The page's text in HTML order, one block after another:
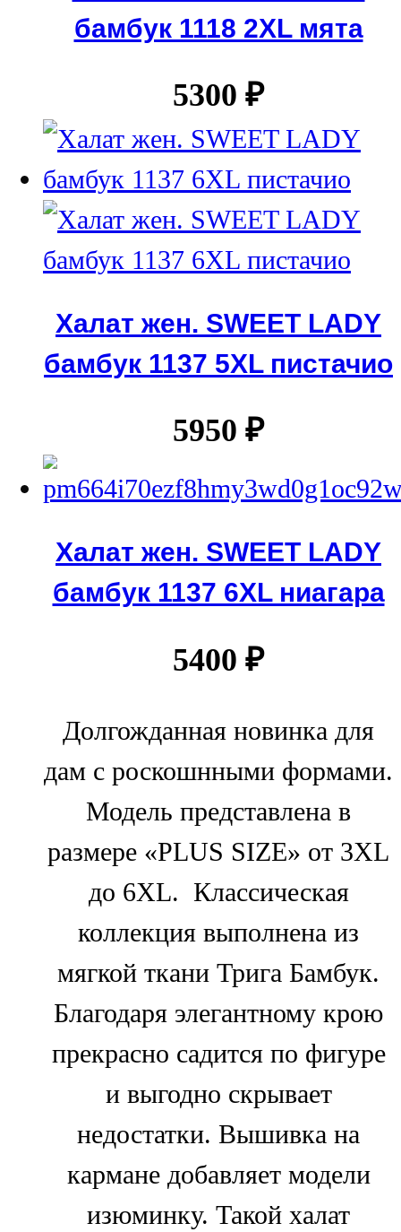
бамбук 1118 2XL мята
5300 ₽
Халат жен. SWEET LADY
бамбук 1137 5XL пистачио
5950 ₽
Халат жен. SWEET LADY
бамбук 1137 6XL ниагара
5400 ₽
Долгожданная новинка для
дам с роскошнными формами.
Модель представлена в
размере «PLUS SIZE» от 3XL
до 6XL. Классическая
коллекция выполнена из
мягкой ткани Трига Бамбук.
Благодаря элегантному крою
прекрасно садится по фигуре
и выгодно скрывает
недостатки. Вышивка на
кармане добавляет модели
изюминку. Такой халат